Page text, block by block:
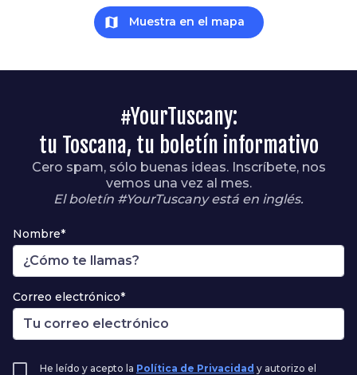
map Muestra en el mapa
#YourTuscany:
tu Toscana, tu boletín informativo
Cero spam, sólo buenas ideas. Inscríbete, nos
vemos una vez al mes.
El boletín #YourTuscany está en inglés.
Nombre*
Correo electrónico*
He leído y acepto la Política de Privacidad y autorizo el